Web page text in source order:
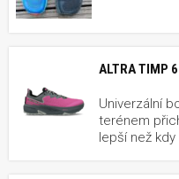
ALTRA TIMP 6
Univerzální
terénem
lepší než